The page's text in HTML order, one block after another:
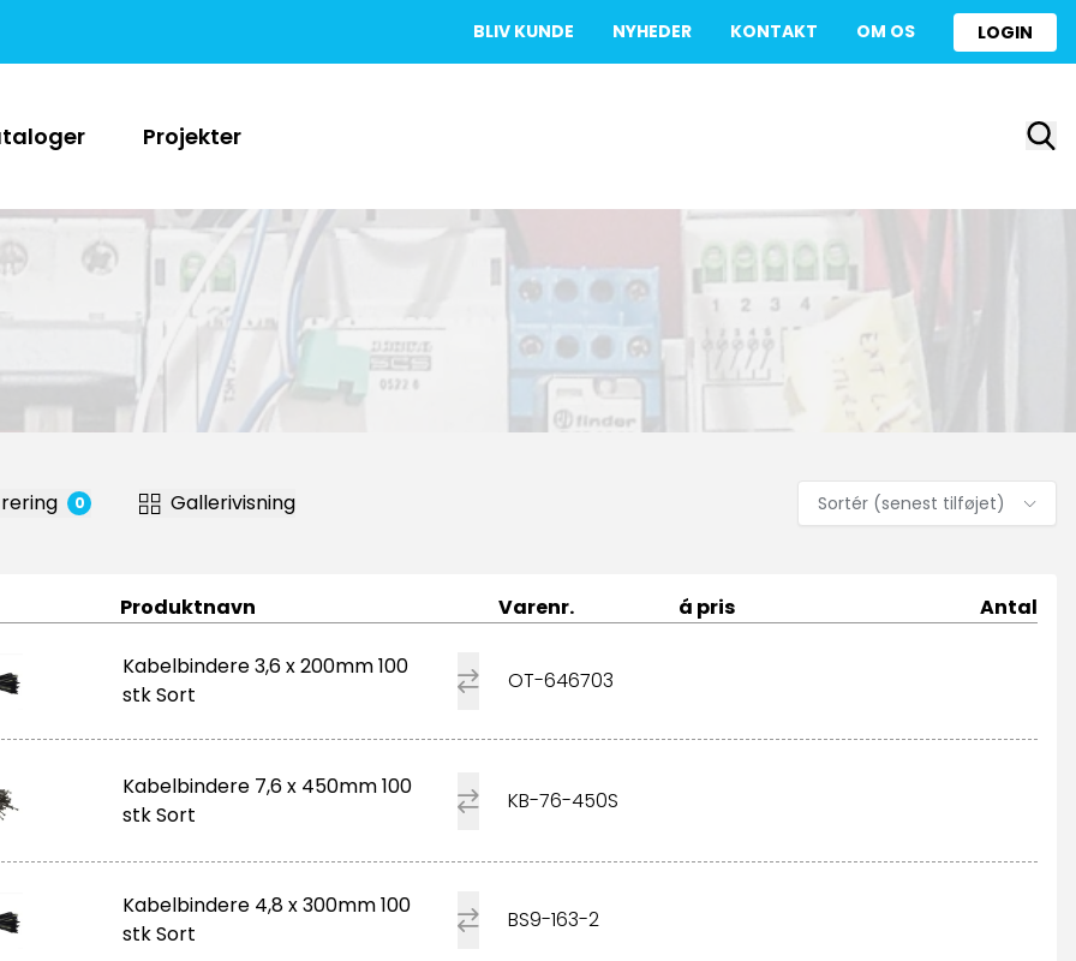
BLIV KUNDE NYHEDER KONTAKT OM OS LOGIN
Projekter
ing 0 Gallerivisning Sortér (senest tilføjet)
Produktnavn Varenr. á pris Antal
Kabelbindere 3,6 x 200mm 100
stk Sort
OT-646703
Kabelbindere 7,6 x 450mm 100
stk Sort
KB-76-450S
Kabelbindere 4,8 x 300mm 100
stk Sort
BS9-163-2